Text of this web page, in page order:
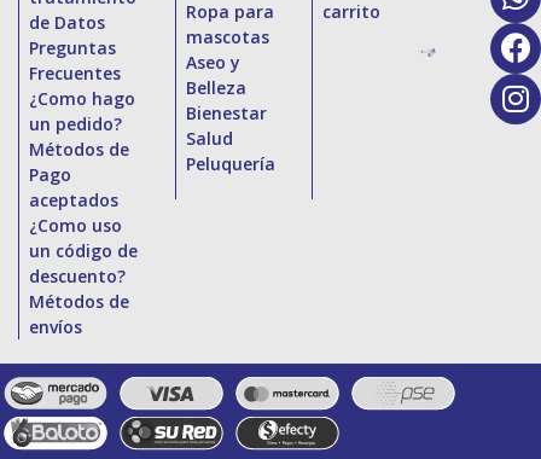
de Datos
Preguntas
Frecuentes
¿Como hago
un pedido?
Métodos de
Pago
aceptados
¿Como uso
un código de
descuento?
Métodos de
envíos
Ropa para
mascotas
Aseo y
Belleza
Bienestar
Salud
Peluquería
carrito